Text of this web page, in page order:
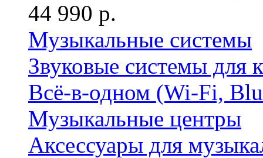
44 990 р.
Музыкальные системы
Звуковые системы для
Всё-в-одном (Wi-Fi,
Музыкальные центры
Аксессуары для